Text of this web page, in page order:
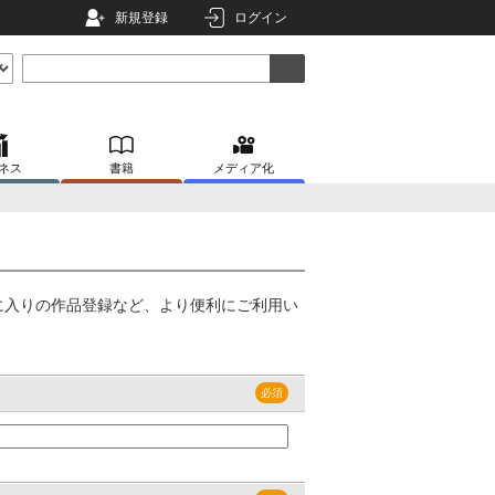
新規登録 ログイン
ス 書籍 メディア化
りの作品登録など、より便利にご利用い